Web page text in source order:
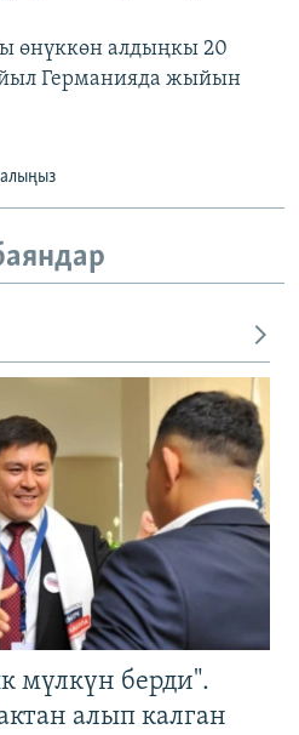
өнүккөн алдыңкы 20
Германияда жыйын
мүлкүн берди".
алып калган